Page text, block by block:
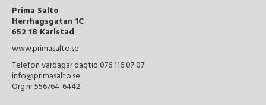
Prima Salto
Herrhagsgatan 1C
652 18 Karlstad
www.primasalto.se
Telefon vardagar dagtid 076 116 07 07
info@primasalto.se
Org.nr 556764-6442